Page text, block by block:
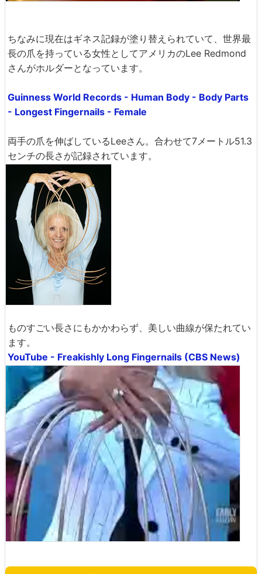
ちなみに現在はギネス記録が塗り替えられていて、世界最
長の爪を持っている女性としてアメリカのLee Redmond
さんがホルダーとなっています。
Guinness World Records - Human Body - Body Parts
- Longest Fingernails - Female
両手の爪を伸ばしているLeeさん。合わせて7メートル51.3
センチの長さが記録されています。
ものすごい長さにもかかわらず、美しい曲線が保たれてい
ます。
YouTube - Freakishly Long Fingernails (CBS News)